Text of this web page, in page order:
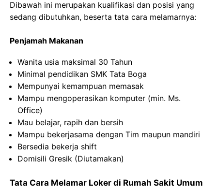
Dibawah ini merupakan kualifikasi dan posisi yang
sedang dibutuhkan, beserta tata cara melamarnya:
Penjamah Makanan
Wanita usia maksimal 30 Tahun
Minimal pendidikan SMK Tata Boga
Mempunyai kemampuan memasak
Mampu mengoperasikan komputer (min. Ms.
Office)
Mau belajar, rapih dan bersih
Mampu bekerjasama dengan Tim maupun mandiri
Bersedia bekerja shift
Domisili Gresik (Diutamakan)
Tata Cara Melamar Loker di Rumah Sakit Umum